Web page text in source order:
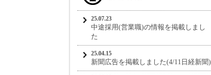
25.07.23
中途採用(営業職)の情報を掲載しまし
た
25.04.15
新聞広告を掲載しました(4/11日経新聞)